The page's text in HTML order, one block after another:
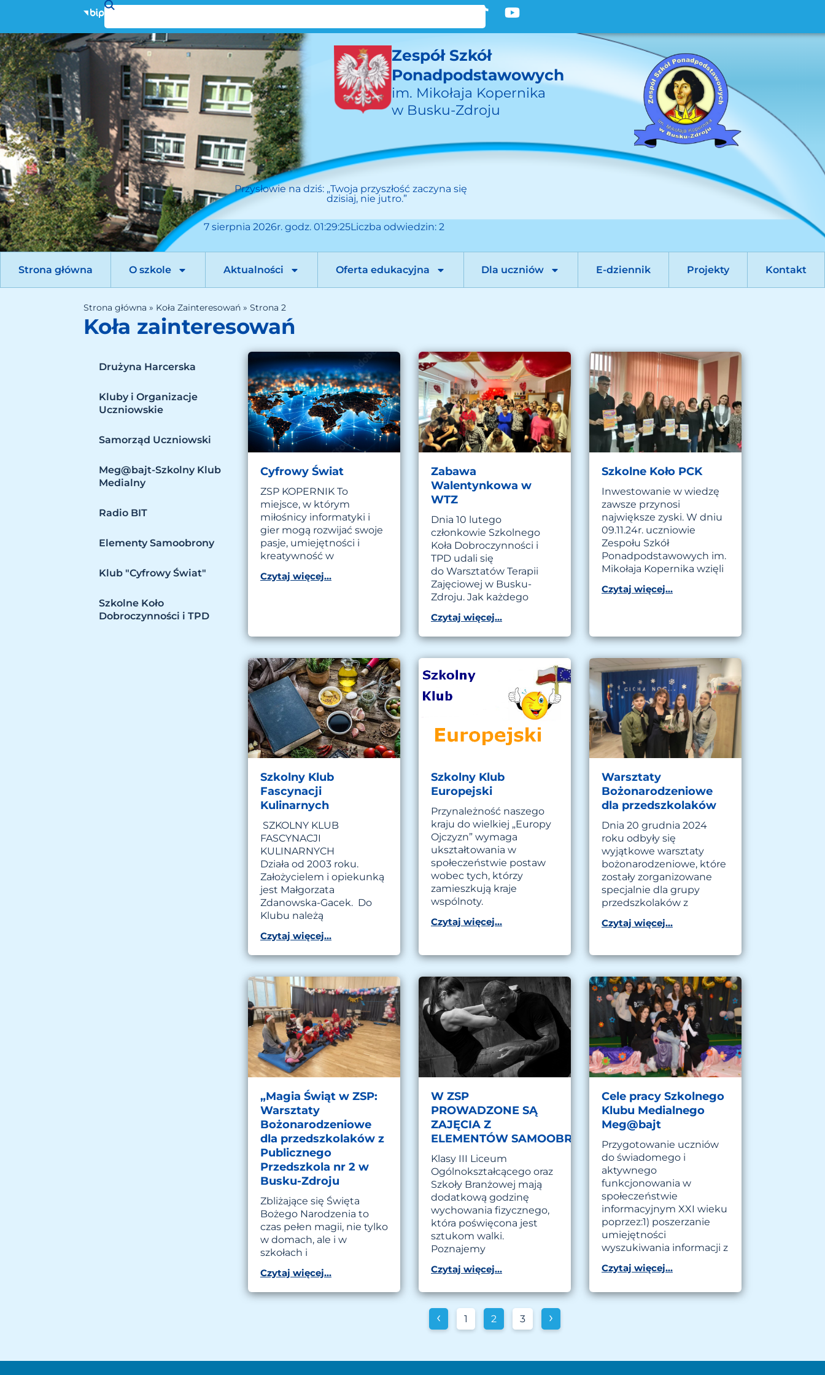
Zespół Szkół
Ponadpodstawowych
im. Mikołaja Kopernika
w Busku-Zdroju
Przysłowie na dziś: „Twoja przyszłość zaczyna się
dzisiaj, nie jutro.”
7 sierpnia 2026r. godz. 01:29:25Liczba odwiedzin: 2
Strona główna O szkole Aktualności Oferta edukacyjna Dla uczniów E-dziennik Projekty Kontakt
Strona główna » Koła Zainteresowań » Strona 2
Koła zainteresowań
Drużyna Harcerska
Kluby i Organizacje
Uczniowskie
Samorząd Uczniowski
Meg@bajt-Szkolny Klub
Medialny
Radio BIT
Elementy Samoobrony
Klub "Cyfrowy Świat"
Szkolne Koło
Dobroczynności i TPD
Cyfrowy Świat
ZSP KOPERNIK To
miejsce, w którym
miłośnicy informatyki i
gier mogą rozwijać swoje
pasje, umiejętności i
kreatywność w
Czytaj więcej...
Zabawa
Walentynkowa w
WTZ
Dnia 10 lutego
członkowie Szkolnego
Koła Dobroczynności i
TPD udali się
do Warsztatów Terapii
Zajęciowej w Busku-
Zdroju. Jak każdego
Czytaj więcej...
Szkolne Koło PCK
Inwestowanie w wiedzę
zawsze przynosi
największe zyski. W dniu
09.11.24r. uczniowie
Zespołu Szkół
Ponadpodstawowych im.
Mikołaja Kopernika wzięli
Czytaj więcej...
Szkolny Klub
Fascynacji
Kulinarnych
SZKOLNY KLUB
FASCYNACJI
KULINARNYCH
Działa od 2003 roku.
Założycielem i opiekunką
jest Małgorzata
Zdanowska-Gacek. Do
Klubu należą
Czytaj więcej...
Szkolny Klub
Europejski
Przynależność naszego
kraju do wielkiej „Europy
Ojczyzn” wymaga
ukształtowania w
społeczeństwie postaw
wobec tych, którzy
zamieszkują kraje
wspólnoty.
Czytaj więcej...
Warsztaty
Bożonarodzeniowe
dla przedszkolaków
Dnia 20 grudnia 2024
roku odbyły się
wyjątkowe warsztaty
bożonarodzeniowe, które
zostały zorganizowane
specjalnie dla grupy
przedszkolaków z
Czytaj więcej...
„Magia Świąt w ZSP:
Warsztaty
Bożonarodzeniowe
dla przedszkolaków z
Publicznego
Przedszkola nr 2 w
Busku-Zdroju
Zbliżające się Święta
Bożego Narodzenia to
czas pełen magii, nie tylko
w domach, ale i w
szkołach i
Czytaj więcej...
W ZSP
PROWADZONE SĄ
ZAJĘCIA Z
ELEMENTÓW SAMOOBRONY
Klasy III Liceum
Ogólnokształcącego oraz
Szkoły Branżowej mają
dodatkową godzinę
wychowania fizycznego,
która poświęcona jest
sztukom walki.
Poznajemy
Czytaj więcej...
Cele pracy Szkolnego
Klubu Medialnego
Meg@bajt
Przygotowanie uczniów
do świadomego i
aktywnego
funkcjonowania w
społeczeństwie
informacyjnym XXI wieku
poprzez:1) poszerzanie
umiejętności
wyszukiwania informacji z
Czytaj więcej...
‹ 1 2 3 ›